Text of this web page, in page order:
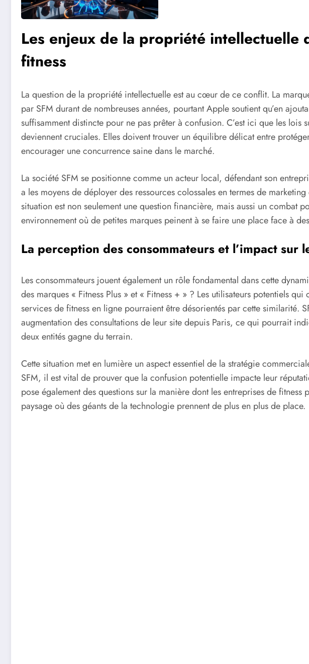
Les enjeux de la propriété intellectuelle
fitness
La question de la propriété intellectuelle est au cœur de ce conflit. La
par SFM durant de nombreuses années, pourtant Apple soutient qu’en
suffisamment distincte pour ne pas prêter à confusion. C’est ici que les lois
deviennent cruciales. Elles doivent trouver un équilibre délicat entre
encourager une concurrence saine dans le marché.
La société SFM se positionne comme un acteur local, défendant son
a les moyens de déployer des ressources colossales en termes de
situation est non seulement une question financière, mais aussi un combat
environnement où de petites marques peinent à se faire une place face à
La perception des consommateurs et l’impact sur
Les consommateurs jouent également un rôle fondamental dans cette
des marques « Fitness Plus » et « Fitness + » ? Les utilisateurs potentiels
services de fitness en ligne pourraient être désorientés par cette similarité.
augmentation des consultations de leur site depuis Paris, ce qui pourrait
deux entités gagne du terrain.
Cette situation met en lumière un aspect essentiel de la stratégie
SFM, il est vital de prouver que la confusion potentielle impacte leur
pose également des questions sur la manière dont les entreprises de fitness
paysage où des géants de la technologie prennent de plus en plus de place.